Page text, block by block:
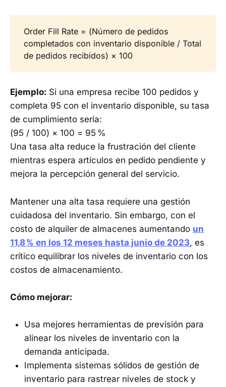
Order Fill Rate = (Número de pedidos
completados con inventario disponible / Total
de pedidos recibidos) × 100
Ejemplo: Si una empresa recibe 100 pedidos y
completa 95 con el inventario disponible, su tasa
de cumplimiento sería:
(95 / 100) × 100 = 95 %
Una tasa alta reduce la frustración del cliente
mientras espera artículos en pedido pendiente y
mejora la percepción general del servicio.
Mantener una alta tasa requiere una gestión
cuidadosa del inventario. Sin embargo, con el
costo de alquiler de almacenes aumentando un
11,8 % en los 12 meses hasta junio de 2023, es
crítico equilibrar los niveles de inventario con los
costos de almacenamiento.
Cómo mejorar:
Usa mejores herramientas de previsión para
alinear los niveles de inventario con la
demanda anticipada.
Implementa sistemas sólidos de gestión de
inventario para rastrear niveles de stock y